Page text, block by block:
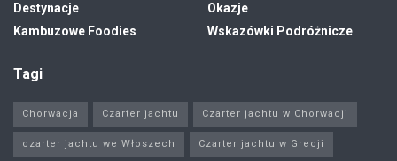
Destynacje
Kambuzowe Foodies
Okazje
Wskazówki Podróżnicze
Tagi
Chorwacja Czarter jachtu Czarter jachtu w Chorwacji
czarter jachtu we Włoszech Czarter jachtu w Grecji